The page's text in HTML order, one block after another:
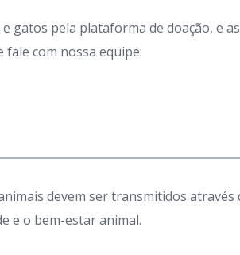
gatos pela plataforma de doação, e
fale com nossa equipe:
devem ser transmitidos através
e o bem-estar animal.